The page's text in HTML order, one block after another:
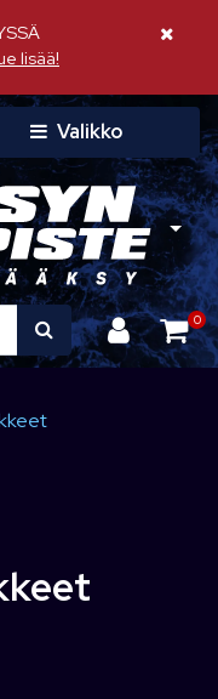
lisää!
Sulje
Valikko
0